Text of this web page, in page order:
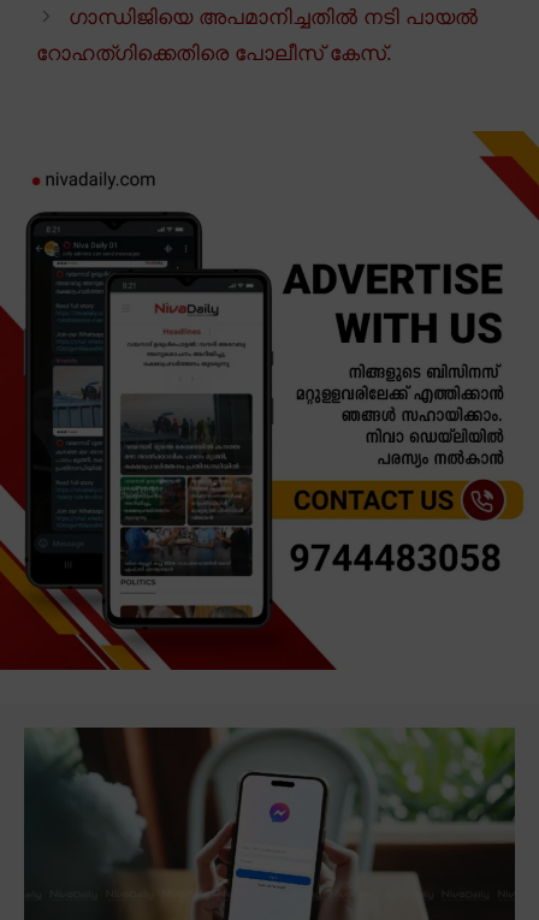
ഗാന്ധിജിയെ അപമാനിച്ചതിൽ നടി പായൽ
റോഹത്ഗിക്കെതിരെ പോലീസ് കേസ്.